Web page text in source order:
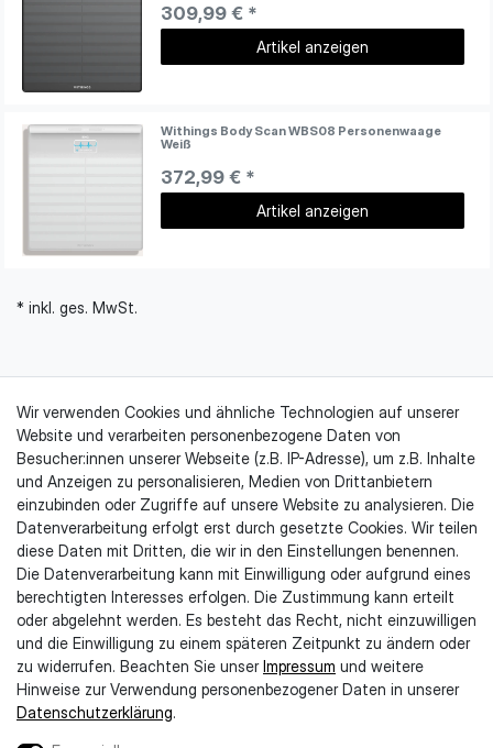
309,99 € *
Artikel anzeigen
Withings Body Scan WBS08 Personenwaage
Weiß
372,99 € *
Artikel anzeigen
* inkl. ges. MwSt.
Rechtliches & Kundeninformationen
Impressum
AGB
Datenschutzerklärung
Kontaktformular
Widerruf erklären
Widerrufsrecht
Entsorgungshinweise
Lieferung & Zahlung
Barrierefreiheit
Wir verwenden Cookies und ähnliche Technologien auf unserer
Website und verarbeiten personenbezogene Daten von
Besucher:innen unserer Webseite (z.B. IP-Adresse), um z.B. Inhalte
und Anzeigen zu personalisieren, Medien von Drittanbietern
einzubinden oder Zugriffe auf unsere Website zu analysieren. Die
Datenverarbeitung erfolgt erst durch gesetzte Cookies. Wir teilen
diese Daten mit Dritten, die wir in den Einstellungen benennen.
Die Datenverarbeitung kann mit Einwilligung oder aufgrund eines
berechtigten Interesses erfolgen. Die Zustimmung kann erteilt
oder abgelehnt werden. Es besteht das Recht, nicht einzuwilligen
und die Einwilligung zu einem späteren Zeitpunkt zu ändern oder
zu widerrufen. Beachten Sie unserImpressum und weitere
Hinweise zur Verwendung personenbezogener Daten in unserer
Daten­schutz­erklärung.